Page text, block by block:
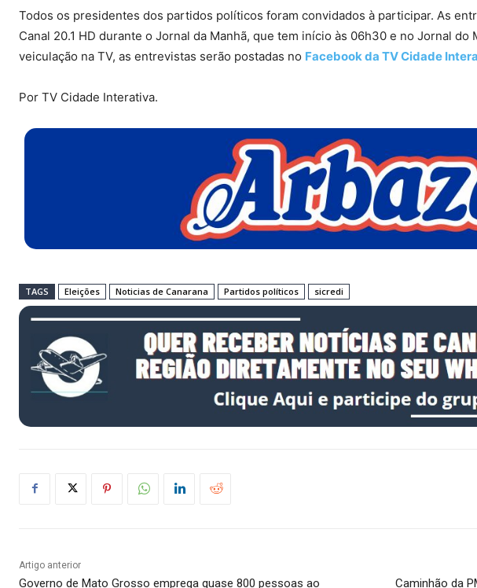
Todos os presidentes dos partidos políticos foram convidados à participar. As
Canal 20.1 HD durante o Jornal da Manhã, que tem início às 06h30 e no Jornal do
veiculação na TV, as entrevistas serão postadas no Facebook da TV Cidade
Por TV Cidade Interativa.
TAGS Eleições Noticias de Canarana Partidos políticos sicredi
Artigo anterior
Governo de Mato Grosso emprega quase 800 pessoas ao
Caminhão da